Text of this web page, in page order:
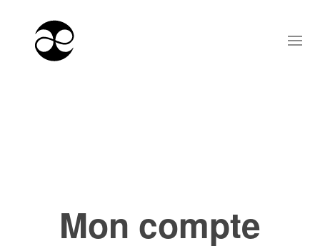
Mon compte